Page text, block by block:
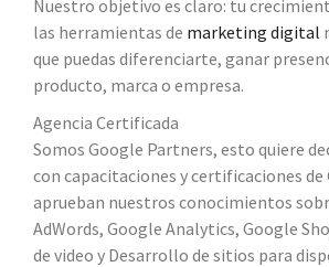
Nuestro objetivo es claro: tu
las herramientas de marketing digital
que puedas diferenciarte, ganar
producto, marca o empresa.
Agencia Certificada
Somos Google Partners, esto quiere
con capacitaciones y certificaciones de
aprueban nuestros conocimientos
AdWords, Google Analytics, Google
de video y Desarrollo de sitios para